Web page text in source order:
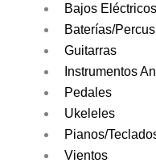
Bajos Eléctricos
Baterías/
Guitarras
Instrumentos
Pedales
Ukeleles
Pianos/
Vientos